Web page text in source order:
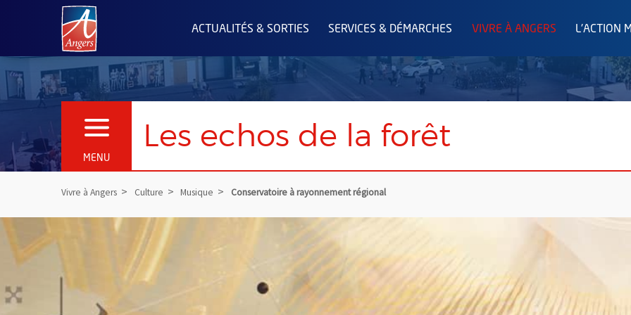
Angers.fr : Retour à l'accueil
ACTUALITÉS & SORTIES SERVICES & DÉMARCHES VIVRE À ANGERS L'ACTION
MENU
OUVRIR LE MENU Les echos de la forêt
Vivre à Angers Culture Musique Conservatoire à rayonnement régional